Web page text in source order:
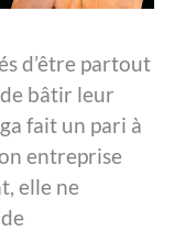
d’être partout
bâtir leur
fait un pari à
entreprise
elle ne